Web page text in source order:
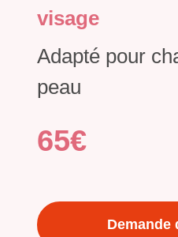
visage
Adapté pour
peau
65€
Demande